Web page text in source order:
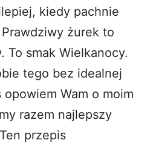
kiedy pachnie
żurek to
To smak Wielkanocy.
tego bez idealnej
Wam o moim
razem najlepszy
przepis